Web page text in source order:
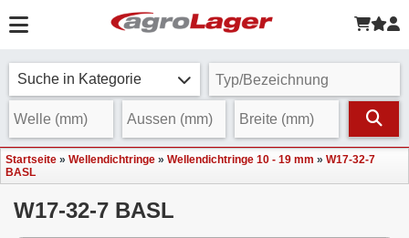
Suche in Kategorie
Startseite » Wellendichtringe » Wellendichtringe 10 - 19 mm » W17-32-7
BASL
W17-32-7 BASL